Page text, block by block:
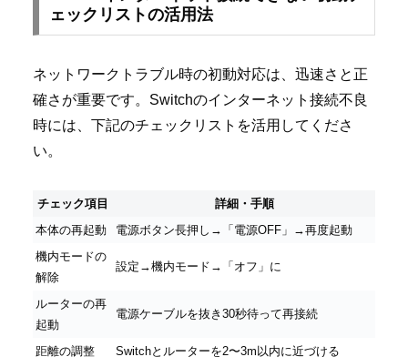
ェックリストの活用法
ネットワークトラブル時の初動対応は、迅速さと正
確さが重要です。Switchのインターネット接続不良
時には、下記のチェックリストを活用してくださ
い。
チェック項目
詳細・手順
本体の再起動
電源ボタン長押し→「電源OFF」→再度起動
機内モードの
解除
設定→機内モード→「オフ」に
ルーターの再
起動
電源ケーブルを抜き30秒待って再接続
距離の調整
Switchとルーターを2〜3m以内に近づける